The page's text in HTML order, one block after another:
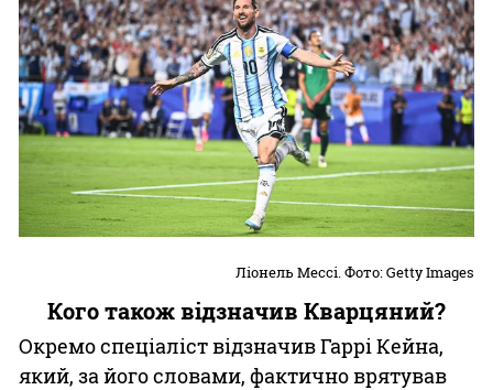
Ліонель Мессі. Фото: Getty Images
Кого також відзначив Кварцяний?
Окремо спеціаліст відзначив Гаррі Кейна,
який, за його словами, фактично врятував